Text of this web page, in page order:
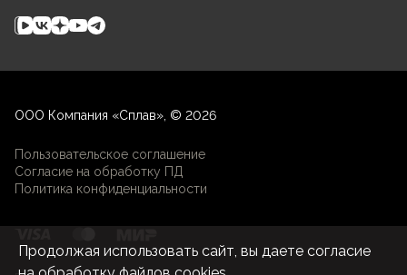
ООО Компания «Сплав», © 2026
Пользовательское соглашение
Согласие на обработку ПД
Политика конфиденциальности
Продолжая использовать сайт, вы даете согласие